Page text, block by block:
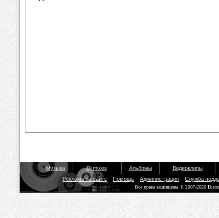
Музыка Dj mixes Альбомы
Видеоклипы
Реклама на сайте
Помощь Администрация Служба
Все права защищены © 2007-2026